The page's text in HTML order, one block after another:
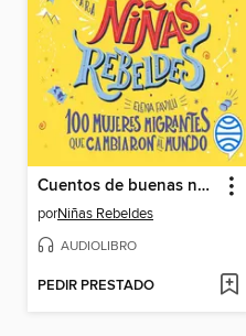
Cuentos de buenas noches para niñas rebeldes. 100 mujeres migrantes que cambia
porNiñas Rebeldes
AUDIOLIBRO
PEDIR PRESTADO